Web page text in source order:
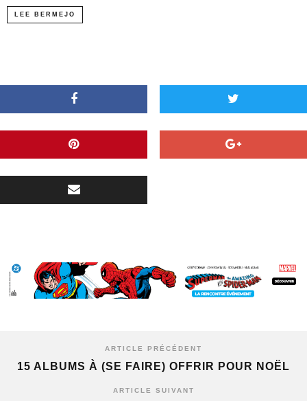
LEE BERMEJO
ARTICLE PRÉCÉDENT
15 ALBUMS À (SE FAIRE) OFFRIR POUR NOËL
ARTICLE SUIVANT